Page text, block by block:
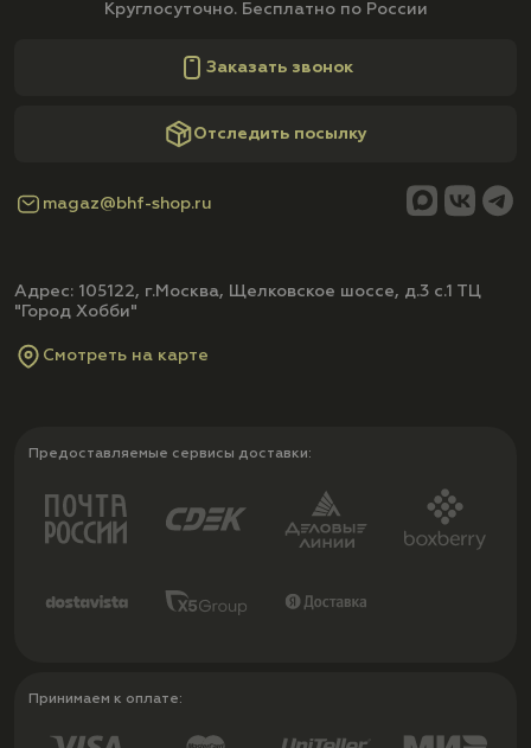
Круглосуточно. Бесплатно по России
Заказать звонок
Отследить посылку
magaz@bhf-shop.ru
Адрес: 105122, г.Москва, Щелковское шоссе, д.3 с.1 ТЦ
"Город Хобби"
Смотреть на карте
Предоставляемые сервисы доставки:
Принимаем к оплате: